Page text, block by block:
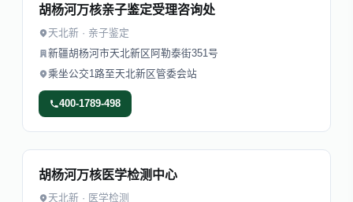
胡杨河万核亲子鉴定受理咨询处
天北新 · 亲子鉴定
新疆胡杨河市天北新区阿勒泰街351号
乘坐公交1路至天北新区管委会站
400-1789-498
胡杨河万核医学检测中心
天北新 · 医学检测